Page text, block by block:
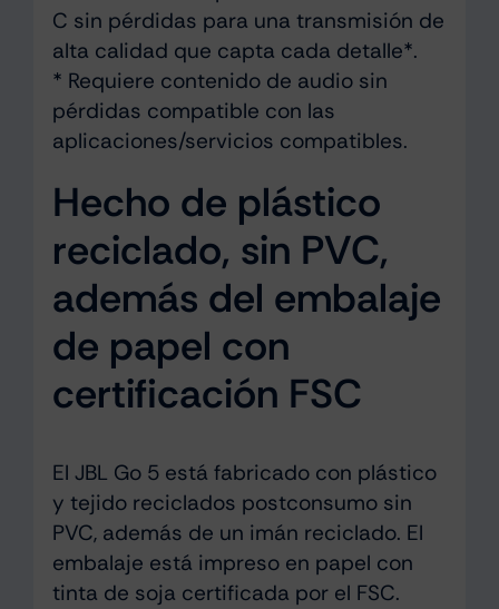
C sin pérdidas para una transmisión de
alta calidad que capta cada detalle*.
* Requiere contenido de audio sin
pérdidas compatible con las
aplicaciones/servicios compatibles.
Hecho de plástico
reciclado, sin PVC,
además del embalaje
de papel con
certificación FSC
El JBL Go 5 está fabricado con plástico
y tejido reciclados postconsumo sin
PVC, además de un imán reciclado. El
embalaje está impreso en papel con
tinta de soja certificada por el FSC.